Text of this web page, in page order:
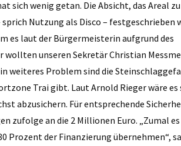
sich wenig getan. Die Absicht, das Areal
Nutzung als Disco – festgeschrieben
es laut der Bürgermeisterin aufgrund des
wollten unseren Sekretär Christian
weiteres Problem sind die
Trai gibt. Laut Arnold Rieger wäre
abzusichern. Für entsprechende
zufolge an die 2 Millionen Euro. „Zumal
Prozent der Finanzierung übernehmen“,